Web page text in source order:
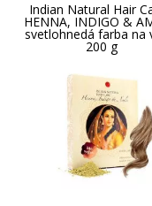
Indian Natural Hair
HENNA, INDIGO &
svetlohnedá farba na
200 g